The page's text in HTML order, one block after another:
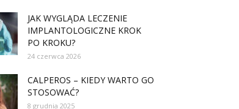
JAK WYGLĄDA LECZENIE
IMPLANTOLOGICZNE KROK
PO KROKU?
24 czerwca 2026
CALPEROS – KIEDY WARTO GO
STOSOWAĆ?
8 grudnia 2025